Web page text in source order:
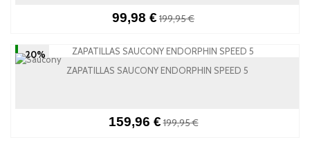
99,98 € 199,95 €
-20%
ZAPATILLAS SAUCONY ENDORPHIN SPEED 5
159,96 €199,95 €